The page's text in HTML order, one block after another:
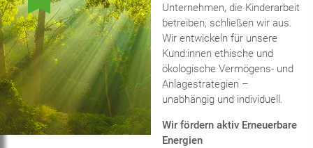
Unternehmen, die Kinderarbeit
betreiben, schließen wir aus.
Wir entwickeln für unsere
Kund:innen ethische und
ökologische Vermögens- und
Anlagestrategien –
unabhängig und individuell.
Wir fördern aktiv Erneuerbare
Energien